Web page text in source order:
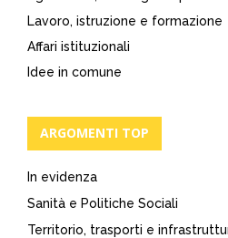
Lavoro, istruzione e formazione
Affari istituzionali
Idee in comune
ARGOMENTI TOP
In evidenza
Sanità e Politiche Sociali
Territorio, trasporti e